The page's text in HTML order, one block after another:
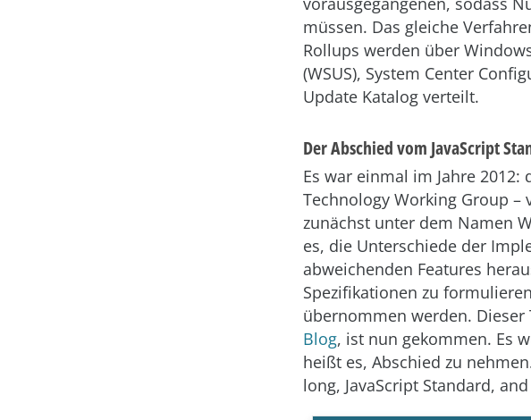
müssen. Das gleiche
Rollups werden über
(WSUS), System Center
Update Katalog verteilt.
Der Abschied vom JavaScript
Es war einmal im Jahre 2012:
Technology Working Group
zunächst unter dem Namen
es, die Unterschiede der
abweichenden Features
Spezifikationen zu
übernommen werden. Dieser
Blog, ist nun gekommen. Es
heißt es, Abschied zu
long, JavaScript Standard,